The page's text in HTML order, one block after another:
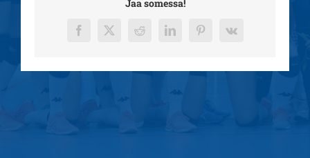
Jaa somessa!
Facebook
X RedditLinkedInPinterest
Vk